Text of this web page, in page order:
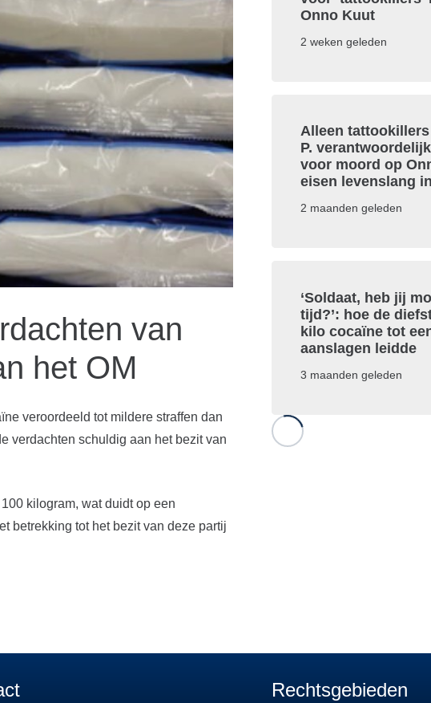
van
het OM
veroordeeld tot mildere straffen dan
verdachten schuldig aan het bezit van
kilogram, wat duidt op een
betrekking tot het bezit van deze partij
Onno Kuut
2 weken geleden
Alleen
P.
voor moord op
eisen levenslang
2 maanden geleden
‘Soldaat, heb jij
tijd?’: hoe de
kilo cocaïne tot
aanslagen leidde
3 maanden geleden
Rechtsgebieden